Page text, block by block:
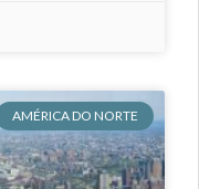
AMÉRICA DO NORTE